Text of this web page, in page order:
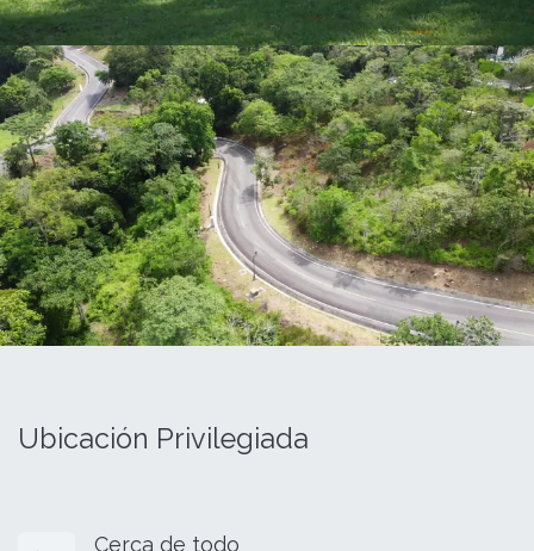
Ubicación Privilegiada
Cerca de todo